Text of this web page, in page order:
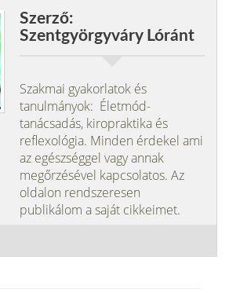
Szerző:
Szentgyörgyváry Lóránt
Szakmai gyakorlatok és
tanulmányok: Életmód-
tanácsadás, kiropraktika és
reflexológia. Minden érdekel ami
az egészséggel vagy annak
megőrzésével kapcsolatos. Az
oldalon rendszeresen
publikálom a saját cikkeimet.